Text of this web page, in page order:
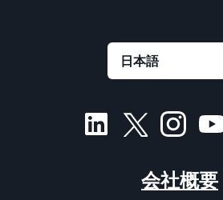
会社概要